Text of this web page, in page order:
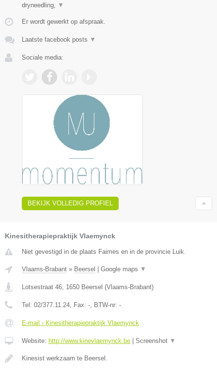
dryneedling,
▼
Er wordt gewerkt op afspraak.
Laatste facebook posts ▼
Sociale media:
BEKIJK VOLLEDIG PROFIEL
Kinesitherapiepraktijk Vlaemynck
Niet gevestigd in de plaats Faimes en in de provincie Luik.
Vlaams-Brabant » Beersel Google maps ▼
Lotsestraat 46, 1650 Beersel (Vlaams-Brabant)
Tel: 02/377.11.24, Fax: -, BTW-nr: -
E-mail › Kinesitherapiepraktijk Vlaemynck
Website: http://www.kinevlaemynck.be Screenshot ▼
Kinesist werkzaam te Beersel.